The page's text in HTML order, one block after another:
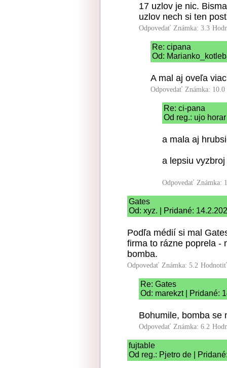
17 uzlov je nic.
uzlov nech si ten
Odpovedať Známka: 3.3
Re: cipana
Od:
A mal aj oveľa
Odpovedať Známka: 10.0
Re: ci-pana
Od reg.: ujo
a mala aj
a lepsiu vyzbroj
Odpovedať Známka:
Gates
Od: xyz. | Pridané:
Podľa médií si mal
firma to rázne poprela -
bomba.
Odpovedať Známka: 5.2
Re: Gates
Od: marekzt | Pridané:
Bohumile, bomba se
Odpovedať Známka: 6.2
fujtable
Od reg.: Pjetro de |